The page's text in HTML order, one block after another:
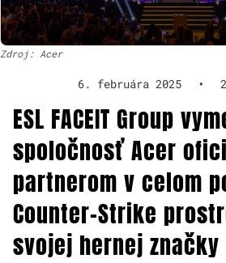
Zdroj: Acer
6. februára 2025 •
ESL FACEIT Group
spoločnosť Acer
partnerom v celom
Counter-Strike
svojej hernej značky